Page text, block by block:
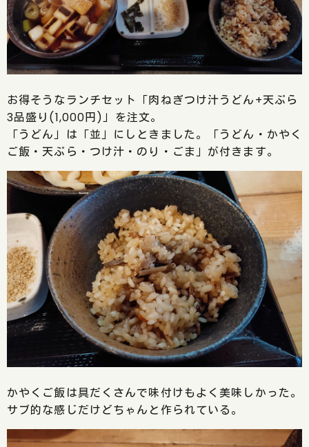
お得そうなランチセット「肉ねぎつけ汁うどん+天ぷら
3品盛り(1,000円)」を注文。
「うどん」は「並」にしときました。「うどん・かやく
ご飯・天ぷら・つけ汁・のり・ごま」が付きます。
かやくご飯は具だくさんで味付けもよく美味しかった。
サブ的な感じだけどちゃんと作られている。